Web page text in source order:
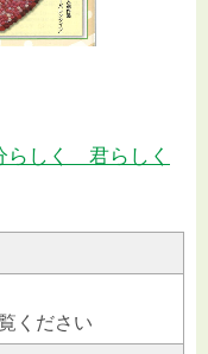
らしく 君らしく
ください